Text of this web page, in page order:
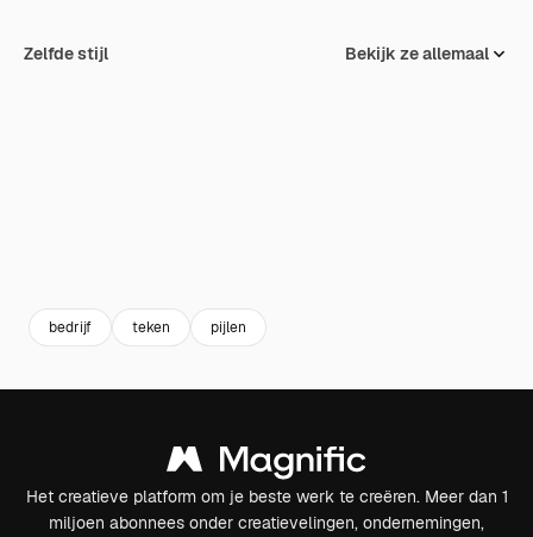
Zelfde stijl Bekijk ze allemaal
bedrijf teken pijlen
Het creatieve platform om je beste werk te creëren. Meer dan 1
miljoen abonnees onder creatievelingen, ondernemingen,